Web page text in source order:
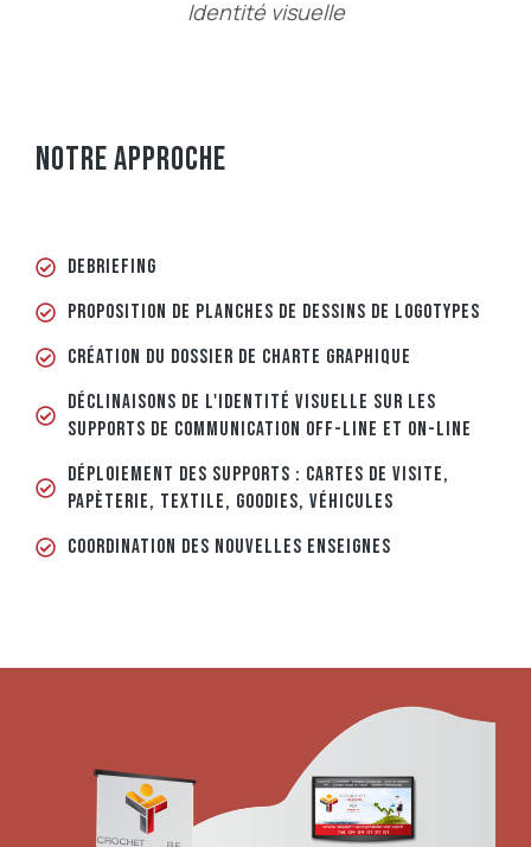
Identité visuelle
NOTRE APPROCHE
DEBRIEFING
PROPOSITION DE PLANCHES DE DESSINS DE LOGOTYPES
CRÉATION DU DOSSIER DE CHARTE GRAPHIQUE
DÉCLINAISONS DE L'IDENTITÉ VISUELLE SUR LES
SUPPORTS DE COMMUNICATION OFF-LINE ET ON-LINE
DÉPLOIEMENT DES SUPPORTS : CARTES DE VISITE,
PAPÈTERIE, TEXTILE, GOODIES, VÉHICULES
COORDINATION DES NOUVELLES ENSEIGNES